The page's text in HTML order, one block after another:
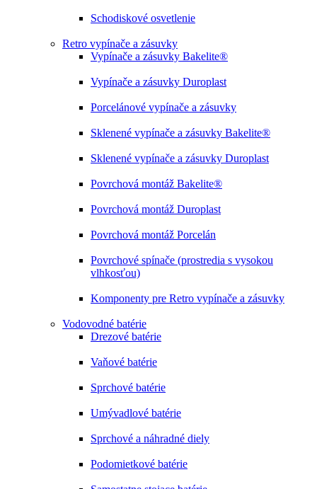
Schodiskové osvetlenie
Retro vypínače a zásuvky
Vypínače a zásuvky Bakelite®
Vypínače a zásuvky Duroplast
Porcelánové vypínače a zásuvky
Sklenené vypínače a zásuvky Bakelite®
Sklenené vypínače a zásuvky Duroplast
Povrchová montáž Bakelite®
Povrchová montáž Duroplast
Povrchová montáž Porcelán
Povrchové spínače (prostredia s vysokou
vlhkosťou)
Komponenty pre Retro vypínače a zásuvky
Vodovodné batérie
Drezové batérie
Vaňové batérie
Sprchové batérie
Umývadlové batérie
Sprchové a náhradné diely
Podomietkové batérie